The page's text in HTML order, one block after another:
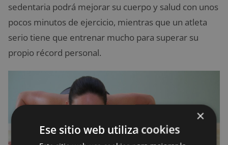
sedentaria podrá mejorar su cuerpo y salud con unos
pocos minutos de ejercicio, mientras que un atleta
serio tiene que entrenar mucho para superar su
propio récord personal.
×
Ese sitio web utiliza cookies